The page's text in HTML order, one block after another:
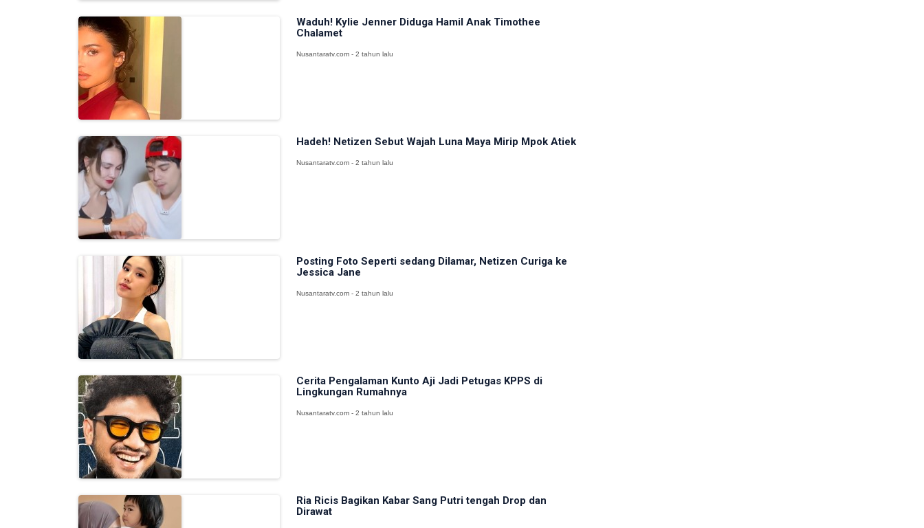
Waduh! Kylie Jenner Diduga Hamil Anak Timothee
Chalamet
Nusantaratv.com - 2 tahun lalu
Hadeh! Netizen Sebut Wajah Luna Maya Mirip Mpok Atiek
Nusantaratv.com - 2 tahun lalu
Posting Foto Seperti sedang Dilamar, Netizen Curiga ke
Jessica Jane
Nusantaratv.com - 2 tahun lalu
Cerita Pengalaman Kunto Aji Jadi Petugas KPPS di
Lingkungan Rumahnya
Nusantaratv.com - 2 tahun lalu
Ria Ricis Bagikan Kabar Sang Putri tengah Drop dan
Dirawat